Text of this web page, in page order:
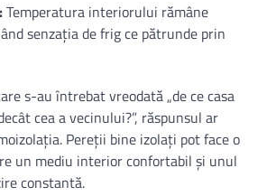
Temperatura interiorului rămâne
senzația de frig ce pătrunde prin
s-au întrebat vreodată „de ce casa
cea a vecinului?”, răspunsul ar
Pereții bine izolați pot face o
un mediu interior confortabil și unul
constantă.